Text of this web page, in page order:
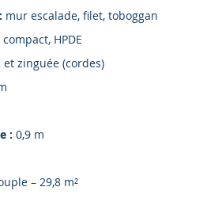
mur escalade, filet, toboggan
HPDE
et zinguée (cordes)
: 0,9 m
– 29,8 m²